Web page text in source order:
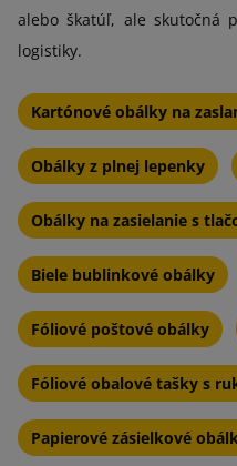
alebo škatúľ, ale skutočná
logistiky.
Kartónové obálky na
Obálky z plnej lepenky
Obálky na zasielanie s
Biele bublinkové obálky
Fóliové poštové obálky
Fóliové obalové tašky s
Papierové zásielkové